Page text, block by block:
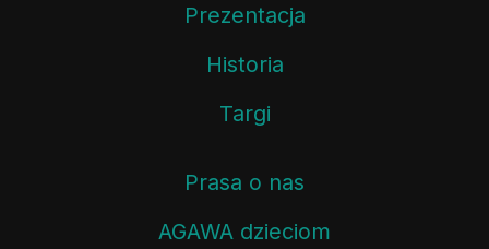
Prezentacja
Historia
Targi
Prasa o nas
AGAWA dzieciom